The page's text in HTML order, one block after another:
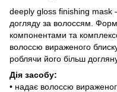
deeply gloss finishing mask
догляду за волоссям.
компонентами та
волоссю вираженого
роблячи його більш
Дія засобу:
• надає волоссю